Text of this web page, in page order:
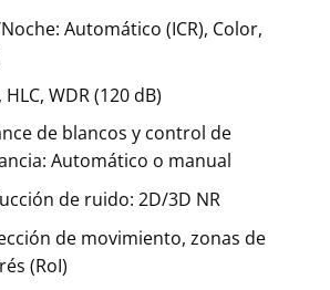
Automático (ICR), Color,
HLC, WDR (120 dB)
de blancos y control de
Automático o manual
de ruido: 2D/3D NR
de movimiento, zonas de
(RoI)